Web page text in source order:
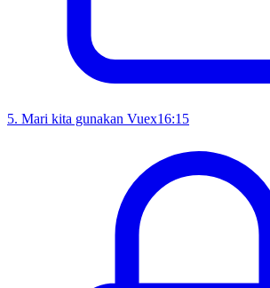
5. Mari kita gunakan Vuex16:15